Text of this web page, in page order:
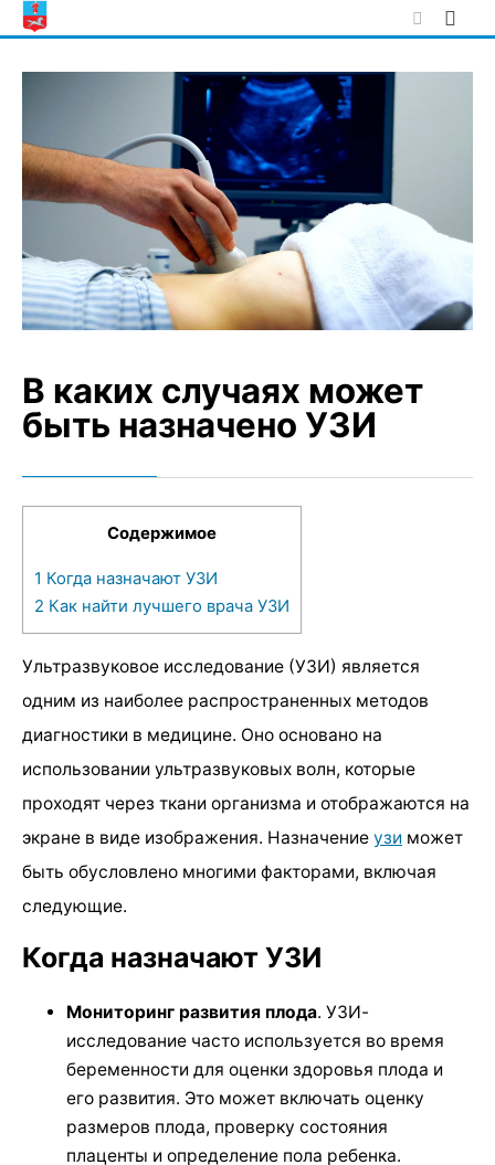
Skip
to
В каких случаях может
быть назначено УЗИ
Содержимое
1 Когда назначают УЗИ
2 Как найти лучшего врача УЗИ
Ультразвуковое исследование (УЗИ) является
одним из наиболее распространенных методов
диагностики в медицине. Оно основано на
использовании ультразвуковых волн, которые
проходят через ткани организма и отображаются на
экране в виде изображения. Назначение узи может
быть обусловлено многими факторами, включая
следующие.
Когда назначают УЗИ
Мониторинг развития плода. УЗИ-
исследование часто используется во время
беременности для оценки здоровья плода и
его развития. Это может включать оценку
размеров плода, проверку состояния
плаценты и определение пола ребенка.